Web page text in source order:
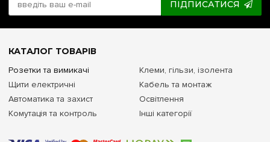
ПІДПИСАТИСЯ
КАТАЛОГ ТОВАРІВ
Розетки та вимикачі
Щити електричні
Автоматика та захист
Комутація та контроль
Клеми, гільзи, ізолента
Кабель та монтаж
Освітлення
Інші категорії